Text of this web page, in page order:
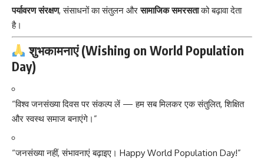
पर्यावरण संरक्षण, संसाधनों का संतुलन औरसामाजिक समरसताको बढ़ावा देता
है।
शुभकामनाएं (Wishing on World Population
Day)
“विश्व जनसंख्या दिवस पर संकल्प लें — हम सब मिलकर एक संतुलित, शिक्षित
और स्वस्थ समाज बनाएंगे।”
“जनसंख्या नहीं, संभावनाएं बढ़ाइए। Happy World Population Day!”